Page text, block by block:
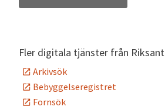
Fler digitala tjänster från
Arkivsök
Bebyggelseregistret
Fornsök